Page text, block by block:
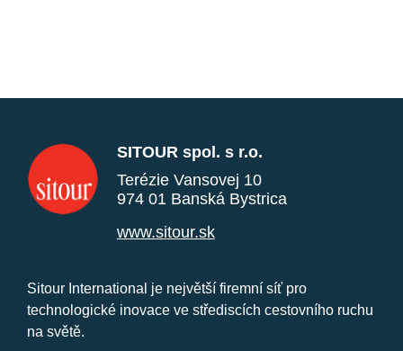
SITOUR spol. s r.o.
Terézie Vansovej 10
974 01 Banská Bystrica
www.sitour.sk
Sitour International je největší firemní síť pro
technologické inovace ve střediscích cestovního ruchu
na světě.